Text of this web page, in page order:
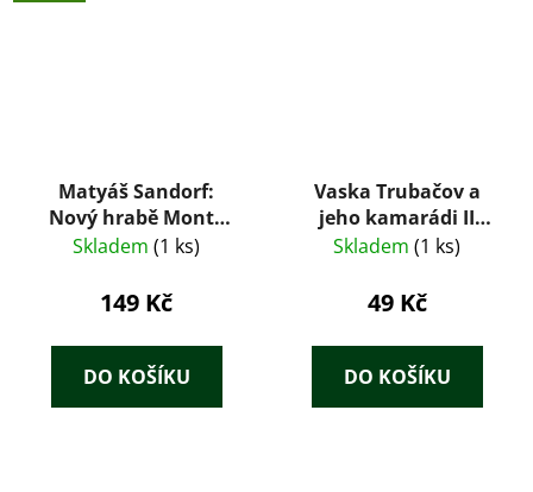
Matyáš Sandorf:
Nový hrabě Monte
Christo I + II – Jules
Skladem (1 ks)
149 Kč
DO KOŠÍKU
Vaska Trubačov a
jeho kamarádi II
(1957) – Valentina
Skladem (1 ks)
49 Kč
DO KOŠÍKU